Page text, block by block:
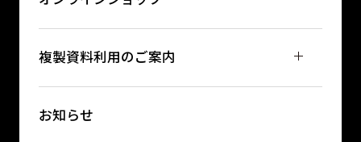
複製資料利用のご案内
お知らせ